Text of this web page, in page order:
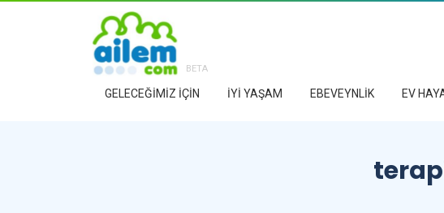
BETA
GELECEĞİMİZ İÇİN İYİ YAŞAM EBEVEYNLİK EV